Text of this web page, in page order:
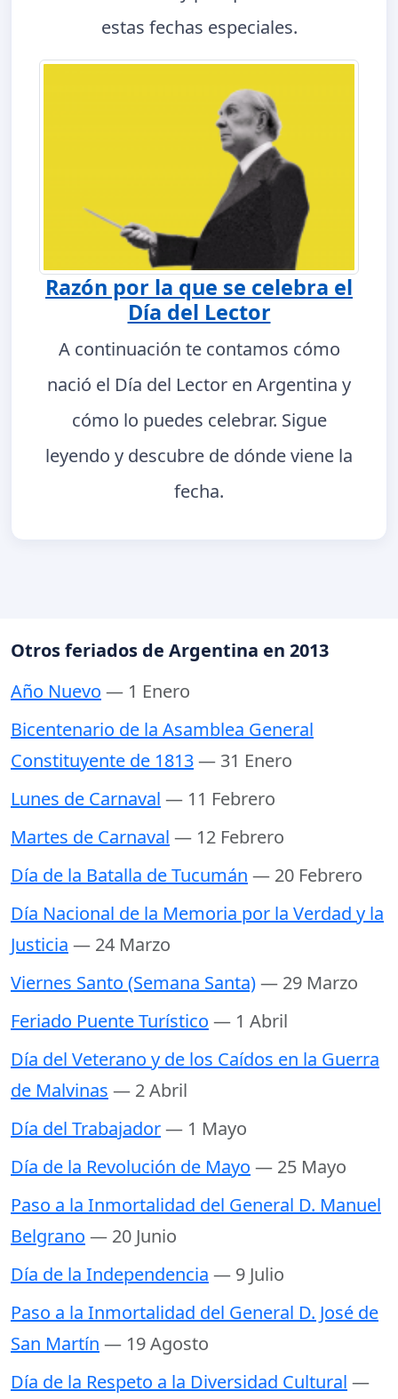
estas fechas especiales.
Razón por la que se celebra el
Día del Lector
A continuación te contamos cómo
nació el Día del Lector en Argentina y
cómo lo puedes celebrar. Sigue
leyendo y descubre de dónde viene la
fecha.
Otros feriados de Argentina en 2013
Año Nuevo — 1 Enero
Bicentenario de la Asamblea General
Constituyente de 1813— 31 Enero
Lunes de Carnaval — 11 Febrero
Martes de Carnaval — 12 Febrero
Día de la Batalla de Tucumán — 20 Febrero
Día Nacional de la Memoria por la Verdad y la
Justicia — 24 Marzo
Viernes Santo (Semana Santa)— 29 Marzo
Feriado Puente Turístico — 1 Abril
Día del Veterano y de los Caídos en la Guerra
de Malvinas — 2 Abril
Día del Trabajador— 1 Mayo
Día de la Revolución de Mayo — 25 Mayo
Paso a la Inmortalidad del General D. Manuel
Belgrano — 20 Junio
Día de la Independencia — 9 Julio
Paso a la Inmortalidad del General D. José de
San Martín — 19 Agosto
Día de la Respeto a la Diversidad Cultural —